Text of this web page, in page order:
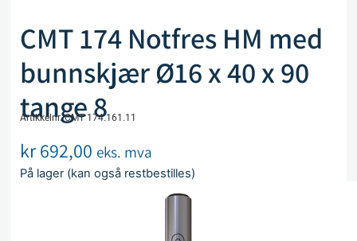
CMT 174 Notfres HM med
bunnskjær Ø16 x 40 x 90
tange 8
Artikkelnr. CMT 174.161.11
kr692,00 eks. mva
På lager (kan også restbestilles)